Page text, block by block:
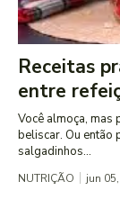
Receitas
entre
Você almoça, mas
beliscar. Ou então
salgadinhos...
NUTRIÇÃO jun